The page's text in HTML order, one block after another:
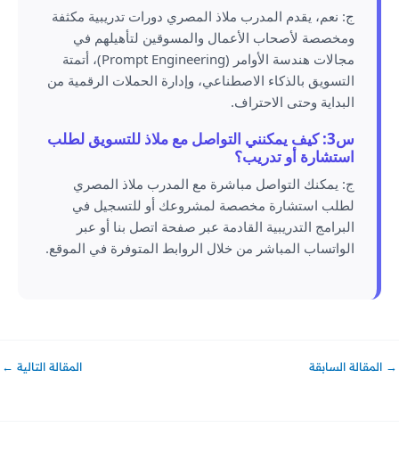
ج: نعم، يقدم المدرب ملاذ المصري دورات تدريبية مكثفة
ومخصصة لأصحاب الأعمال والمسوقين لتأهيلهم في
مجالات هندسة الأوامر (Prompt Engineering)، أتمتة
التسويق بالذكاء الاصطناعي، وإدارة الحملات الرقمية من
البداية وحتى الاحتراف.
س3: كيف يمكنني التواصل مع ملاذ للتسويق لطلب
استشارة أو تدريب؟
ج: يمكنك التواصل مباشرة مع المدرب ملاذ المصري
لطلب استشارة مخصصة لمشروعك أو للتسجيل في
البرامج التدريبية القادمة عبر صفحة اتصل بنا أو عبر
الواتساب المباشر من خلال الروابط المتوفرة في الموقع.
→ المقالة السابقة المقالة التالية ←